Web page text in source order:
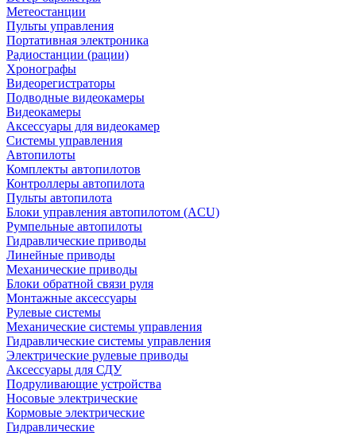
Метеостанции
Пульты управления
Портативная электроника
Радиостанции (рации)
Хронографы
Видеорегистраторы
Подводные видеокамеры
Видеокамеры
Аксессуары для видеокамер
Системы управления
Автопилоты
Комплекты автопилотов
Контроллеры автопилота
Пульты автопилота
Блоки управления автопилотом (ACU)
Румпельные автопилоты
Гидравлические приводы
Линейные приводы
Механические приводы
Блоки обратной связи руля
Монтажные аксессуары
Рулевые системы
Механические системы управления
Гидравлические системы управления
Электрические рулевые приводы
Аксессуары для СДУ
Подруливающие устройства
Носовые электрические
Кормовые электрические
Гидравлические